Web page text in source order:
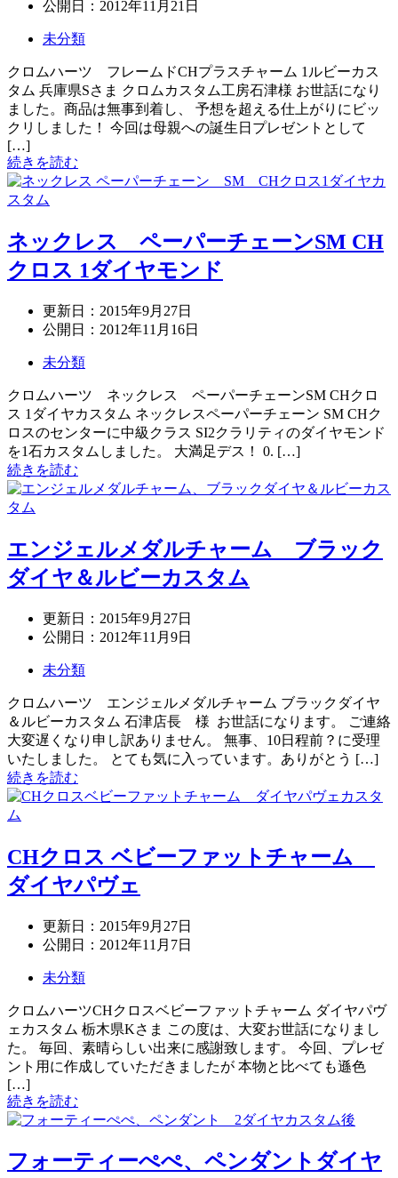
公開日： 2012年11月21日
未分類
クロムハーツ フレームドCHプラスチャーム 1ルビーカス
タム 兵庫県Sさま クロムカスタム工房石津様 お世話になり
ました。商品は無事到着し、 予想を超える仕上がりにビッ
クリしました！ 今回は母親への誕生日プレゼントとして
[…]
続きを読む
ネックレス ペーパーチェーンSM CH
クロス 1ダイヤモンド
更新日： 2015年9月27日
公開日： 2012年11月16日
未分類
クロムハーツ ネックレス ペーパーチェーンSM CHクロ
ス 1ダイヤカスタム ネックレスペーパーチェーン SM CHク
ロスのセンターに中級クラス SI2クラリティのダイヤモンド
を1石カスタムしました。 大満足デス！ 0. […]
続きを読む
エンジェルメダルチャーム ブラック
ダイヤ＆ルビーカスタム
更新日： 2015年9月27日
公開日： 2012年11月9日
未分類
クロムハーツ エンジェルメダルチャーム ブラックダイヤ
＆ルビーカスタム 石津店長 様 お世話になります。 ご連絡
大変遅くなり申し訳ありません。 無事、10日程前？に受理
いたしました。 とても気に入っています。ありがとう […]
続きを読む
CHクロス ベビーファットチャーム
ダイヤパヴェ
更新日： 2015年9月27日
公開日： 2012年11月7日
未分類
クロムハーツCHクロスベビーファットチャーム ダイヤパヴ
ェカスタム 栃木県Kさま この度は、大変お世話になりまし
た。 毎回、素晴らしい出来に感謝致します。 今回、プレゼ
ント用に作成していただきましたが 本物と比べても遜色
[…]
続きを読む
フォーティーぺぺ、ペンダントダイヤ